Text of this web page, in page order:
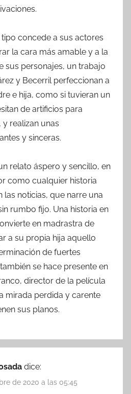
concede a sus actores
la cara más amable y a la
sus personajes, un trabajo
y Becerril perfeccionan a
e hija, como si tuvieran un
de artificios para
realizan unas
y sinceras.
relato áspero y sencillo, en
como cualquier historia
las noticias, que narre una
rumbo fijo. Una historia en
en madrastra de
a su propia hija aquello
de fuertes
se hace presente en
director de la película
mirada perdida y carente
sus planos.
dice:
de 2020 a las 05:45